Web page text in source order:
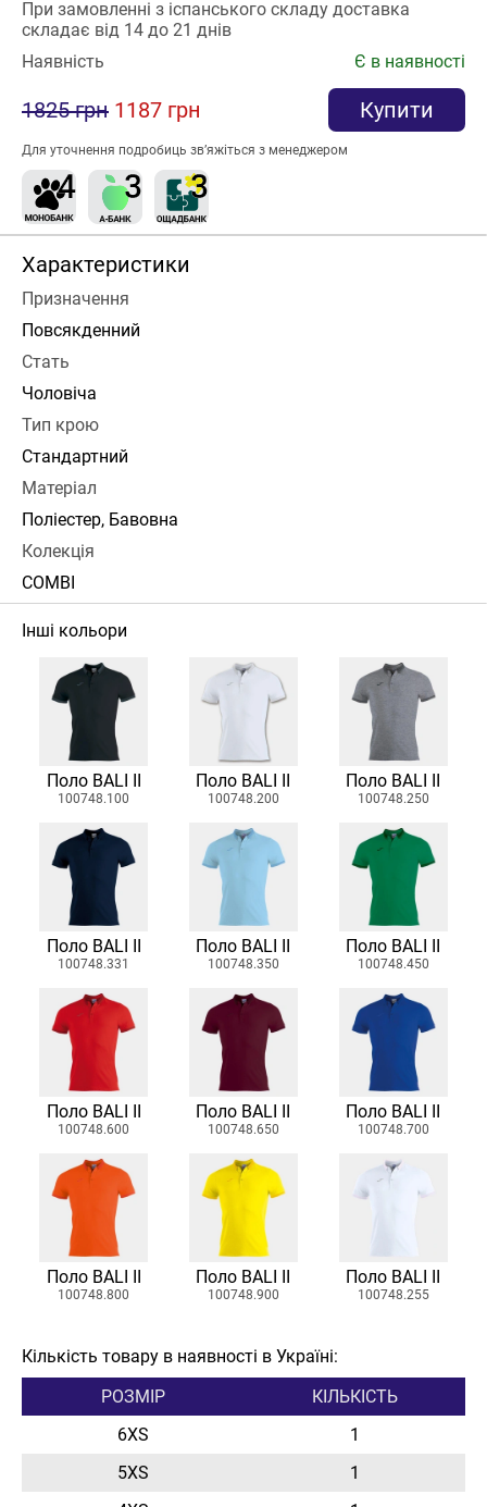
При замовленні з іспанського складу доставка
складає від 14 до 21 днів
Наявність
Є в наявності
1825 грн 1187 грн Купити
Для уточнення подробиць зв’яжіться з менеджером
Характеристики
Призначення
Повсякденний
Стать
Чоловіча
Тип крою
Стандартний
Матеріал
Поліестер, Бавовна
Колекція
COMBI
Інші кольори
Поло BALI II
100748.100
Поло BALI II
100748.200
Поло BALI II
100748.250
Поло BALI II
100748.331
Поло BALI II
100748.350
Поло BALI II
100748.450
Поло BALI II
100748.600
Поло BALI II
100748.650
Поло BALI II
100748.700
Поло BALI II
100748.800
Поло BALI II
100748.900
Поло BALI II
100748.255
Кількість товару в наявності в Україні:
РОЗМІР
КІЛЬКІСТЬ
6XS
1
5XS
1